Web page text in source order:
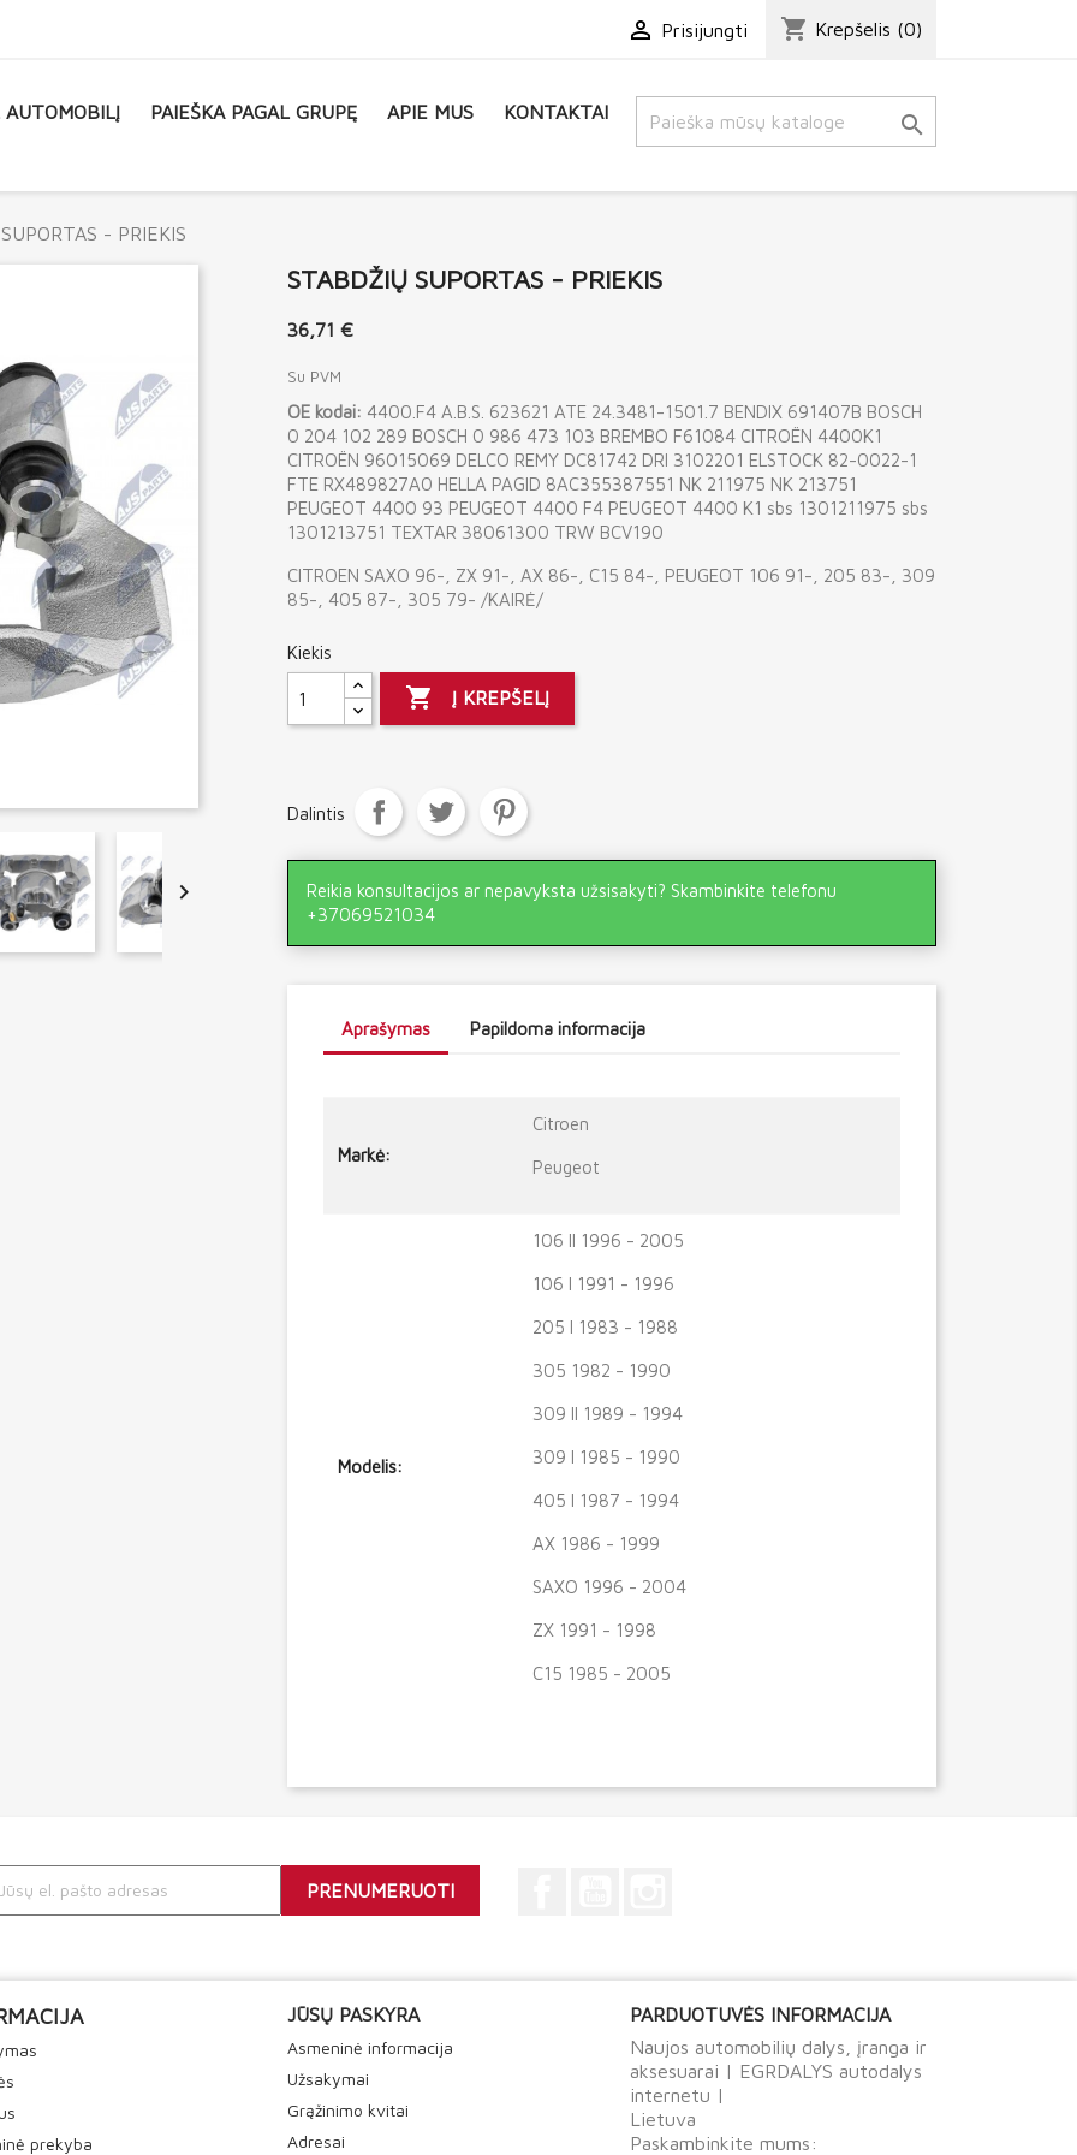
 Prisijungti shopping_cart Krepšelis (0)
AUTOMOBILĮ PAIEŠKA PAGAL GRUPĘ APIE MUS KONTAKTAI 
- PRIEKIS

STABDŽIŲ SUPORTAS - PRIEKIS
36,71 €
Su PVM
OE kodai: 4400.F4 A.B.S. 623621 ATE 24.3481-1501.7 BENDIX 691407B BOSCH
0 204 102 289 BOSCH 0 986 473 103 BREMBO F61084 CITROËN 4400K1
CITROËN 96015069 DELCO REMY DC81742 DRI 3102201 ELSTOCK 82-0022-1
FTE RX489827A0 HELLA PAGID 8AC355387551 NK 211975 NK 213751
PEUGEOT 4400 93 PEUGEOT 4400 F4 PEUGEOT 4400 K1 sbs 1301211975 sbs
1301213751 TEXTAR 38061300 TRW BCV190
CITROEN SAXO 96-, ZX 91-, AX 86-, C15 84-, PEUGEOT 106 91-, 205 83-, 309
85-, 405 87-, 305 79- /KAIRĖ/
Kiekis
 Į KREPŠELĮ
Dalintis
Reikia konsultacijos ar nepavyksta užsisakyti? Skambinkite telefonu
+37069521034
Aprašymas Papildoma informacija
Markė:
Citroen
Peugeot
Modelis:
106 II 1996 - 2005
106 I 1991 - 1996
205 I 1983 - 1988
305 1982 - 1990
309 II 1989 - 1994
309 I 1985 - 1990
405 I 1987 - 1994
AX 1986 - 1999
SAXO 1996 - 2004
ZX 1991 - 1998
C15 1985 - 2005
prekyba
JŪSŲ PASKYRA
Asmeninė informacija
Užsakymai
Grąžinimo kvitai
Adresai
PARDUOTUVĖS INFORMACIJA
Naujos automobilių dalys, įranga ir
aksesuarai | EGRDALYS autodalys
internetu |
Lietuva
Paskambinkite mums: